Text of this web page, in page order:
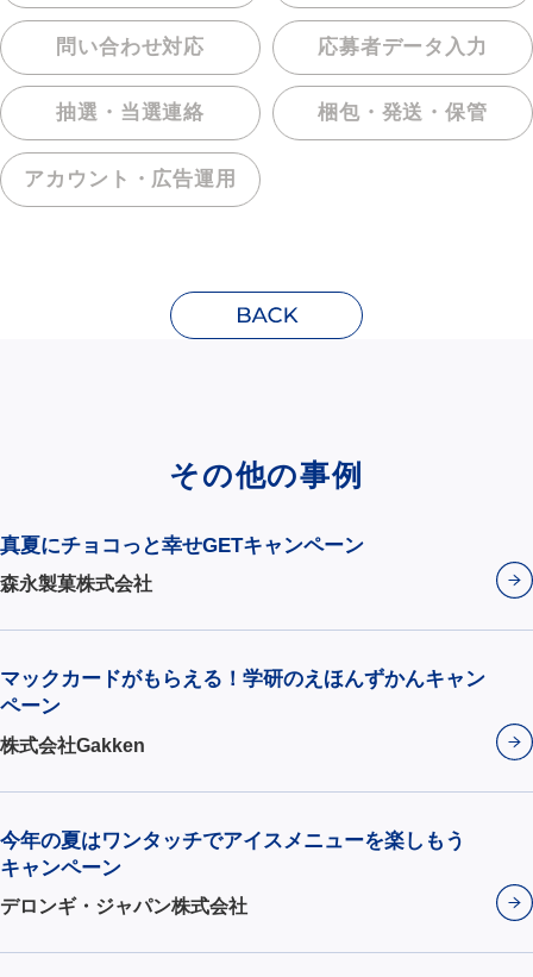
問い合わせ対応 応募者データ入力
抽選・当選連絡 梱包・発送・保管
アカウント・ 広告運用
その他の事例
真夏にチョコっと幸せGETキャンペーン
森永製菓株式会社
マックカードがもらえる！学研のえほんずかんキャン
ペーン
株式会社Gakken
今年の夏はワンタッチでアイスメニューを楽しもう
キャンペーン
デロンギ・ジャパン株式会社